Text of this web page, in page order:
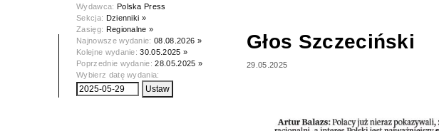
Wydawca: Polska Press
Sekcja: Dzienniki »
Zasięg: Regionalne »
Najnowsze wydanie:08.08.2026 »
Kolejne wydanie:30.05.2025 »
Poprzednie wydanie:28.05.2025 »
Wybierz datę wydania:
Głos Szczeciński
29.05.2025